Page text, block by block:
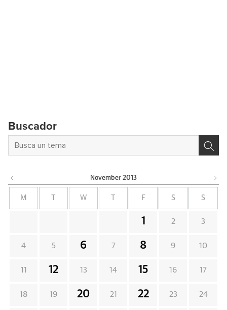
Buscador
November 2013
M W F S S
1 2 3
4 5 6 7 8 9 10
11 12 13 14 15 16 17
18 19 20 21 22 23 24